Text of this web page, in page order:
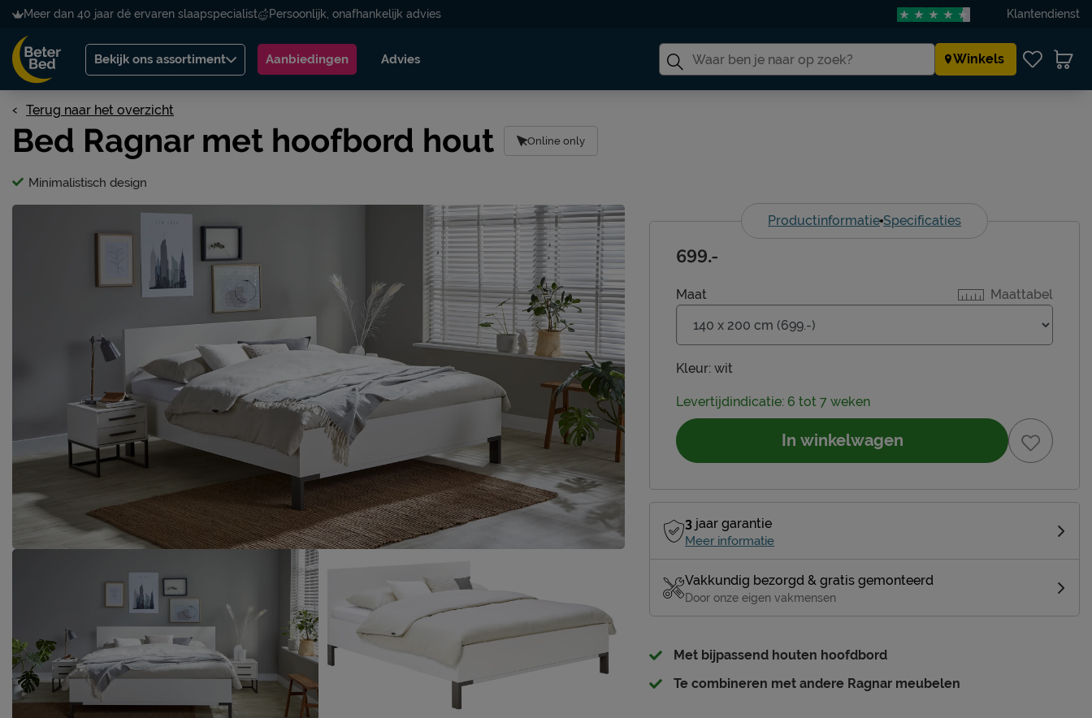
Meer dan 40 jaar dé ervaren slaapspecialist Persoonlijk, onafhankelijk advies Klantendienst
Bekijk ons assortiment Aanbiedingen Advies Winkels
Terug naar het overzicht
Bed Ragnar met hoofbord hout Online only
Minimalistisch design
Productinformatie Specificaties
Maattabel
Maat
Kleur: wit
699.-
Levertijdindicatie: 6 tot 7 weken
In winkelwagen
3 jaar garantie
Meer informatie
Vakkundig bezorgd & gratis gemonteerd
Door onze eigen vakmensen
Met bijpassend houten hoofdbord
Te combineren met andere Ragnar meubelen